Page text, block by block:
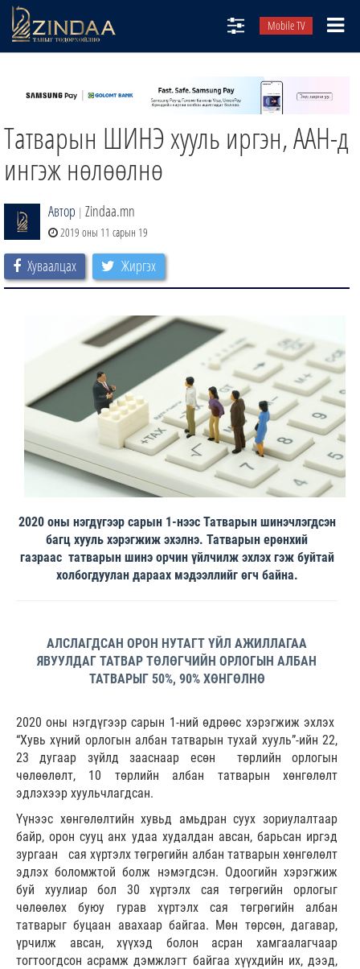
Mobile TV
ТВ8
ӨГЛӨӨНИЙ СОНИН
АУДИО ЗОХИОЛ
Татварын ШИНЭ хууль иргэн, ААН-д
ингэж нөлөөлнө
Автор | Zindaa.mn
2019 оны 11 сарын 19
Хуваалцах Жиргэх
2020 оны нэгдүгээр сарын 1-нээс Татварын шинэчлэгдсэн
багц хууль хэрэгжиж эхэлнэ. Татварын ерөнхий
газраас татварын шинэ орчин үйлчилж эхлэх гэж буйтай
холбогдуулан дараах мэдээллийг өгч байна.
АЛСЛАГДСАН ОРОН НУТАГТ ҮЙЛ АЖИЛЛАГАА
ЯВУУЛДАГ ТАТВАР ТӨЛӨГЧИЙН ОРЛОГЫН АЛБАН
ТАТВАРЫГ 50%, 90% ХӨНГӨЛНӨ
2020 оны нэгдүгээр сарын 1-ний өдрөөс хэрэгжиж эхлэх
“Хувь хүний орлогын албан татварын тухай хууль”-ийн 22,
23 дугаар зүйлд зааснаар есөн төрлийн орлогын
чөлөөлөлт, 10 төрлийн албан татварын хөнгөлөлт
эдлэхээр хуульчлагдсан.
Үүнээс хөнгөлөлтийн хувьд амьдран суух зориулалтаар
байр, орон сууц анх удаа худалдан авсан, барьсан иргэд
зургаан сая хүртэлх төгрөгийн албан татварын хөнгөлөлт
эдлэх боломжтой болж нэмэгдсэн. Одоогийн хэрэгжиж
буй хуулиар бол 30 хүртэлх сая төгрөгийн орлогыг
чөлөөлөх буюу гурав хүртэлх сая төгрөгийн албан
татварыг буцаан авахаар байгаа. Мөн төрсөн, дагавар,
үрчилж авсан, хүүхэд болон асран хамгаалагчаар
тогтоогдсон асрамж дэмжлэгт байгаа хүүхдийн их, дээд,